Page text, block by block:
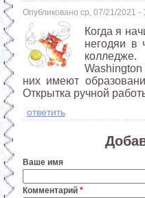
Опубликовано ср, 07/21/2021
Когда я
негодяи в
них имеют
Открытка ручной
ответить
Ваше имя
Комментарий *